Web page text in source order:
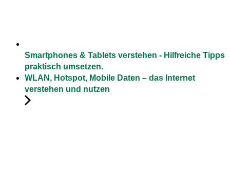
Smartphones & Tablets verstehen - Hilfreiche Tipps
praktisch umsetzen.
WLAN, Hotspot, Mobile Daten – das Internet
verstehen und nutzen